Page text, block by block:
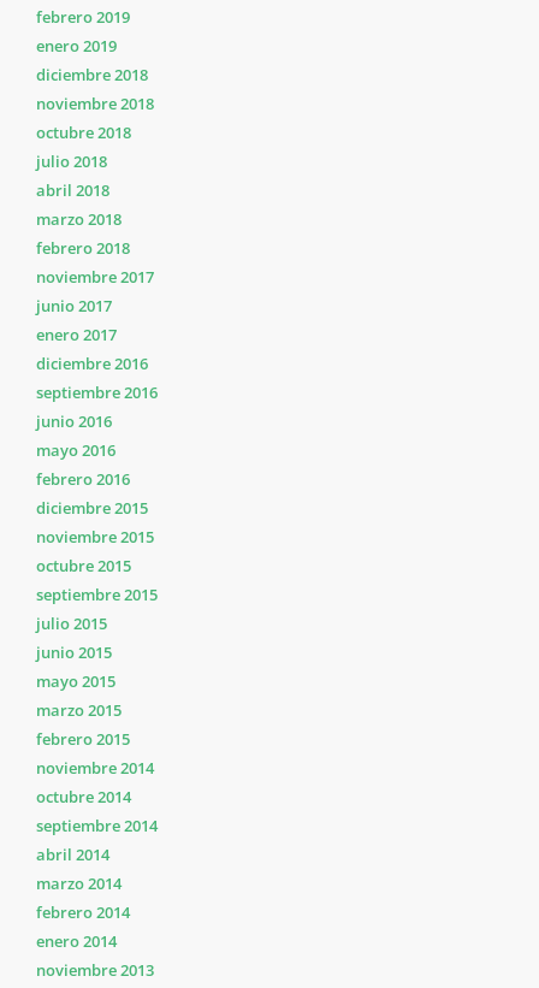
febrero 2019
enero 2019
diciembre 2018
noviembre 2018
octubre 2018
julio 2018
abril 2018
marzo 2018
febrero 2018
noviembre 2017
junio 2017
enero 2017
diciembre 2016
septiembre 2016
junio 2016
mayo 2016
febrero 2016
diciembre 2015
noviembre 2015
octubre 2015
septiembre 2015
julio 2015
junio 2015
mayo 2015
marzo 2015
febrero 2015
noviembre 2014
octubre 2014
septiembre 2014
abril 2014
marzo 2014
febrero 2014
enero 2014
noviembre 2013